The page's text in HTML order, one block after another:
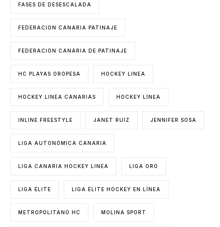
FASES DE DESESCALADA
FEDERACION CANARIA PATINAJE
FEDERACIÓN CANARIA DE PATINAJE
HC PLAYAS OROPESA HOCKEY LINEA
HOCKEY LINEA CANARIAS HOCKEY LÍNEA
INLINE FREESTYLE JANET RUIZ JENNIFER SOSA
LIGA AUTONÓMICA CANARIA
LIGA CANARIA HOCKEY LINEA LIGA ORO
LIGA ÉLITE LIGA ÉLITE HOCKEY EN LÍNEA
METROPOLITANO HC MOLINA SPORT